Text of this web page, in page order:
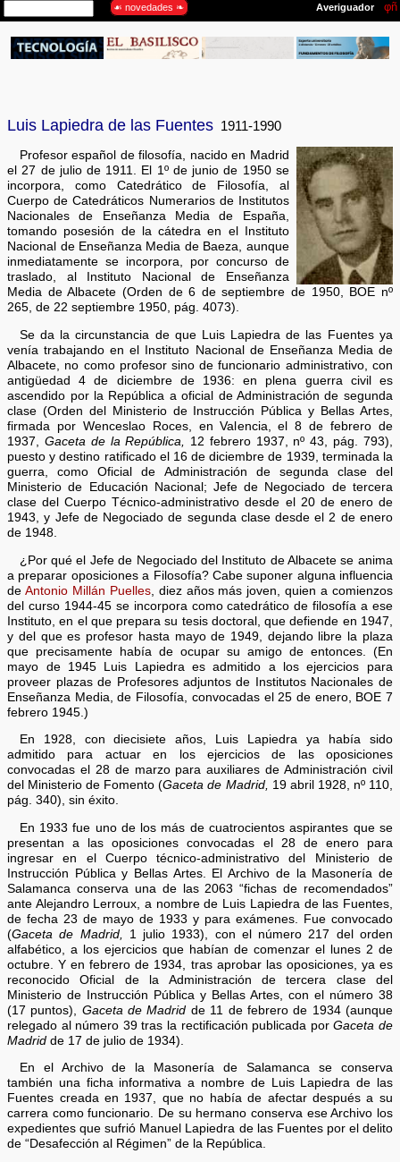
Luis Lapiedra de las Fuentes 1911-1990
Profesor español de filosofía, nacido en Madrid
el 27 de julio de 1911. El 1º de junio de 1950 se
incorpora, como Catedrático de Filosofía, al
Cuerpo de Catedráticos Numerarios de Institutos
Nacionales de Enseñanza Media de España,
tomando posesión de la cátedra en el Instituto
Nacional de Enseñanza Media de Baeza, aunque
inmediatamente se incorpora, por concurso de
traslado, al Instituto Nacional de Enseñanza
Media de Albacete (Orden de 6 de septiembre de 1950, BOE nº
265, de 22 septiembre 1950, pág. 4073).
Se da la circunstancia de que Luis Lapiedra de las Fuentes ya
venía trabajando en el Instituto Nacional de Enseñanza Media de
Albacete, no como profesor sino de funcionario administrativo, con
antigüedad 4 de diciembre de 1936: en plena guerra civil es
ascendido por la República a oficial de Administración de segunda
clase (Orden del Ministerio de Instrucción Pública y Bellas Artes,
firmada por Wenceslao Roces, en Valencia, el 8 de febrero de
1937, Gaceta de la República,
12 febrero 1937, nº 43, pág. 793),
puesto y destino ratificado el 16 de diciembre de 1939, terminada la
guerra, como Oficial de Administración de segunda clase del
Ministerio de Educación Nacional; Jefe de Negociado de tercera
clase del Cuerpo Técnico-administrativo desde el 20 de enero de
1943, y Jefe de Negociado de segunda clase desde el 2 de enero
de 1948.
¿Por qué el Jefe de Negociado del Instituto de Albacete se anima
a preparar oposiciones a Filosofía? Cabe suponer alguna influencia
deAntonio Millán Puelles, diez años más joven, quien a comienzos
del curso 1944-45 se incorpora como catedrático de filosofía a ese
Instituto, en el que prepara su tesis doctoral, que defiende en 1947,
y del que es profesor hasta mayo de 1949, dejando libre la plaza
que precisamente había de ocupar su amigo de entonces. (En
mayo de 1945 Luis Lapiedra es admitido a los ejercicios para
proveer plazas de Profesores adjuntos de Institutos Nacionales de
Enseñanza Media, de Filosofía, convocadas el 25 de enero, BOE 7
febrero 1945.)
En 1928, con diecisiete años, Luis Lapiedra ya había sido
admitido para actuar en los ejercicios de las oposiciones
convocadas el 28 de marzo para auxiliares de Administración civil
del Ministerio de Fomento (Gaceta de Madrid, 19 abril 1928, nº 110,
pág. 340), sin éxito.
En 1933 fue uno de los más de cuatrocientos aspirantes que se
presentan a las oposiciones convocadas el 28 de enero para
ingresar en el Cuerpo técnico-administrativo del Ministerio de
Instrucción Pública y Bellas Artes. El Archivo de la Masonería de
Salamanca conserva una de las 2063 “fichas de recomendados”
ante Alejandro Lerroux, a nombre de Luis Lapiedra de las Fuentes,
de fecha 23 de mayo de 1933 y para exámenes. Fue convocado
(Gaceta de Madrid,
1 julio 1933), con el número 217 del orden
alfabético, a los ejercicios que habían de comenzar el lunes 2 de
octubre. Y en febrero de 1934, tras aprobar las oposiciones, ya es
reconocido Oficial de la Administración de tercera clase del
Ministerio de Instrucción Pública y Bellas Artes, con el número 38
(17 puntos), Gaceta de Madrid de 11 de febrero de 1934 (aunque
relegado al número 39 tras la rectificación publicada porGaceta de
Madrid de 17 de julio de 1934).
En el Archivo de la Masonería de Salamanca se conserva
también una ficha informativa a nombre de Luis Lapiedra de las
Fuentes creada en 1937, que no había de afectar después a su
carrera como funcionario. De su hermano conserva ese Archivo los
expedientes que sufrió Manuel Lapiedra de las Fuentes por el delito
de “Desafección al Régimen” de la República.